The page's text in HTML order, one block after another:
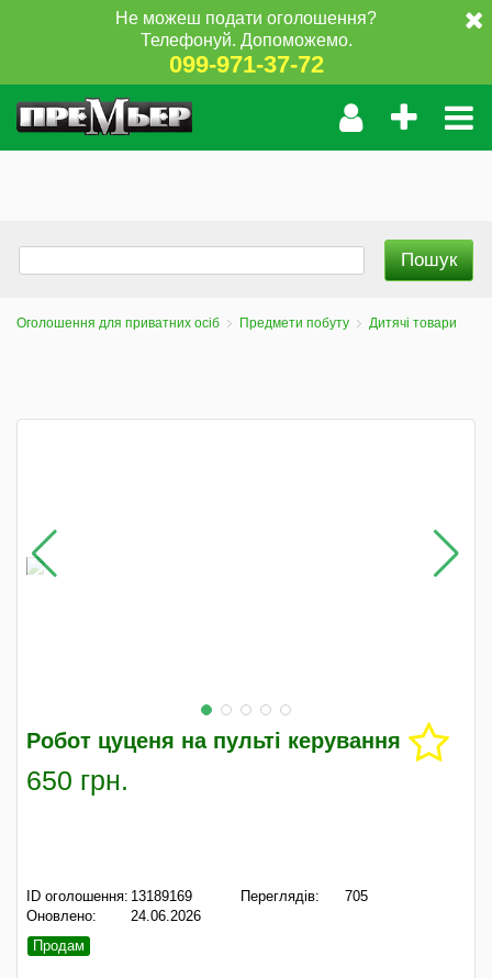
Не можеш подати оголошення?
Телефонуй. Допоможемо.
099-971-37-72
Оголошення для приватних осіб Предмети побуту Дитячі товари
Робот цуценя на пульті керування
650 грн.
ID оголошення: 13189169
Оновлено:
24.06.2026
Переглядів: 705
Продам